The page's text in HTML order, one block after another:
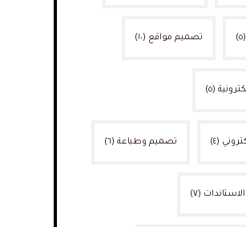
(٥) تصميم مواقع (١٠)
(٥)
(٤) تصميم وطباعة(٦)
(٧)